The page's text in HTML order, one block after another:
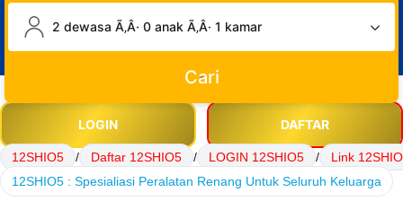
2 dewasa Ã‚Â· 0 anak Ã‚Â· 1 kamar
Cari
LOGIN DAFTAR
12SHIO5 / Daftar 12SHIO5 / LOGIN 12SHIO5 /
Link
12SHIO5 : Spesialiasi Peralatan Renang Untuk Seluruh Keluarga